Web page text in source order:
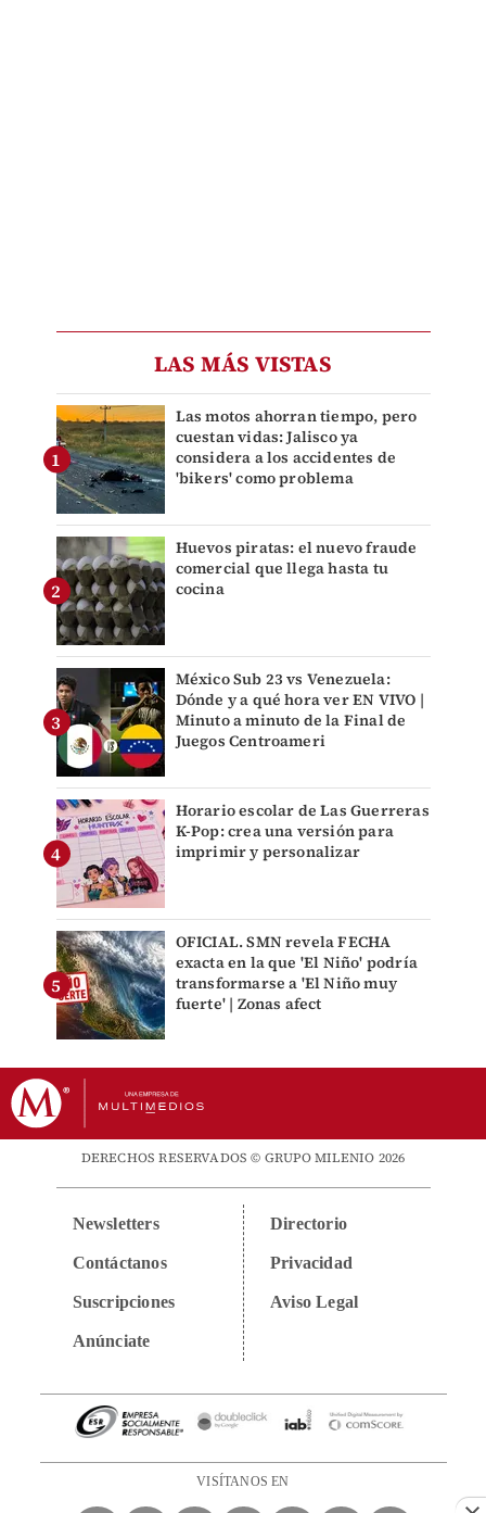
LAS MÁS VISTAS
Las motos ahorran tiempo, pero
cuestan vidas: Jalisco ya
considera a los accidentes de
'bikers' como problema
Huevos piratas: el nuevo fraude
comercial que llega hasta tu
cocina
México Sub 23 vs Venezuela:
Dónde y a qué hora ver EN VIVO |
Minuto a minuto de la Final de
Juegos Centroameri
Horario escolar de Las Guerreras
K-Pop: crea una versión para
imprimir y personalizar
OFICIAL. SMN revela FECHA
exacta en la que 'El Niño' podría
transformarse a 'El Niño muy
fuerte' | Zonas afect
DERECHOS RESERVADOS © GRUPO MILENIO 2026
Newsletters
Contáctanos
Suscripciones
Anúnciate
Directorio
Privacidad
Aviso Legal
VISÍTANOS EN